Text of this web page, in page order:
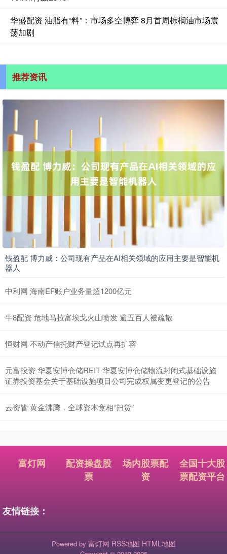
华盛配资 油脂有“料”：市场多空博弈 8月首周棕榈油市场震
荡加剧
推荐资讯
钱盈配 博力威：公司现有产品在AI相关领域的应用主要是智能机
器人
中利网 海南EF账户业务量超1200亿元
牛8配资 危地马拉富埃戈火山喷发 逾五百人被疏散
恒财网 不动产信托财产登记试点再扩容
元富投资 华夏安博仓储REIT 华夏安博仓储物流封闭式基础设施
证券投资基金关于基础设施项目公司完成权属变更登记的公告
云资管 黄金沸腾，全球资本竞相“扫货”
富灯网
配资操盘股
票
场内股票配
资
全国十大股
票配资平台
友情链接：
Powered by 富灯网 RSS地图 HTML地图